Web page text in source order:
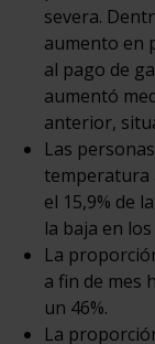
severa.
aumento en
al pago de
aumentó
anterior,
Las
temperatura
el 15,9% de
la baja en
La
a fin de mes
un 46%.
La